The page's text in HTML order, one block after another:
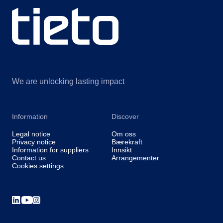
We are unlocking lasting impact
Information
Legal notice
Privacy notice
Information for suppliers
Contact us
Cookies settings
Discover
Om oss
Bærekraft
Innsikt
Arrangementer